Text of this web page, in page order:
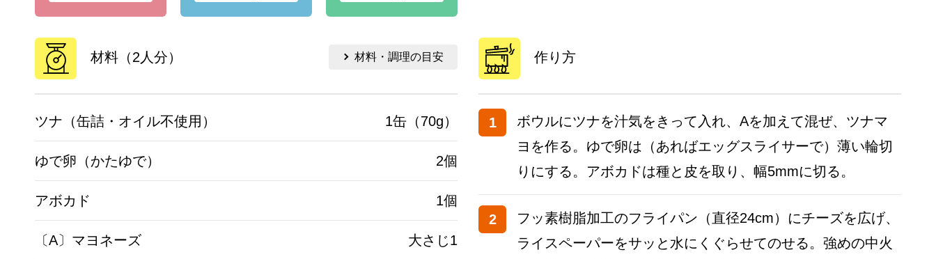
材料（2人分）
ツナ（缶詰・オイル不使用） 1缶（70g）
ゆで卵（かたゆで） 2個
アボカド 1個
〔A〕マヨネーズ 大さじ1
材料・調理の目安 作り方
1
ボウルにツナを汁気をきって入れ、Aを加えて混ぜ、ツナマ
ヨを作る。ゆで卵は（あればエッグスライサーで）薄い輪切
りにする。アボカドは種と皮を取り、幅5mmに切る。
2
フッ素樹脂加工のフライパン（直径24cm）にチーズを広げ、
ライスペーパーをサッと水にくぐらせてのせる。強めの中火